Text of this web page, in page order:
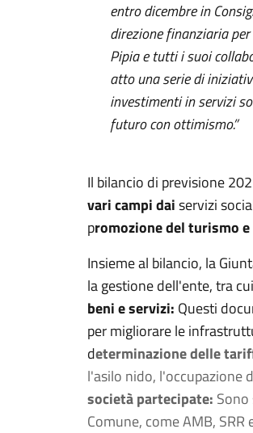
entro dicembre in
direzione finanziaria
Pipia e tutti i suoi
atto una serie di
investimenti in servizi
futuro con ottimismo.”
Il bilancio di previsione
vari campi daiservizi
promozione del turismo
Insieme al bilancio, la
la gestione dell'ente, tra
beni e servizi: Questi
per migliorare le
determinazione delle
l'asilo nido, l'occupazione
società partecipate:
Comune, come AMB, SRR